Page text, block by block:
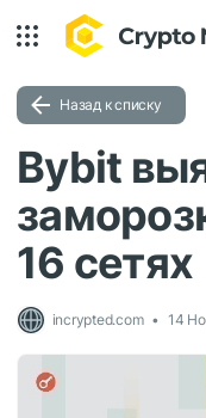
Назад к списку
Bybit
16 сетях
incrypted.com 14